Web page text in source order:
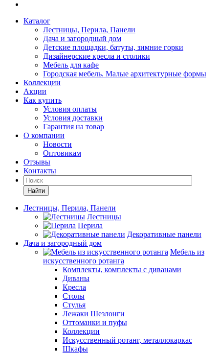
Каталог
Лестницы, Перила, Панели
Дача и загородный дом
Детские площадки, батуты, зимние горки
Дизайнерские кресла и столики
Мебель для кафе
Городская мебель. Малые архитектурные формы
Коллекции
Акции
Как купить
Условия оплаты
Условия доставки
Гарантия на товар
О компании
Новости
Оптовикам
Отзывы
Контакты
Найти
Лестницы, Перила, Панели
Лестницы
Перила
Декоративные панели
Дача и загородный дом
Мебель из
искусственного ротанга
Комплекты, комплекты с диванами
Диваны
Кресла
Столы
Стулья
Лежаки Шезлонги
Оттоманки и пуфы
Коллекции
Искусственный ротанг, металлокаркас
Шкафы